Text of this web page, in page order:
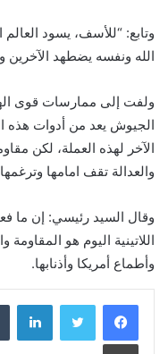
وتابع: “للأسف، يسود العالم
الله ونفسه يضطهد الآخرين
ولفت إلى ممارسات قوى
الجيوش يعد من أدوات هذه
الآخر لهذه العملة، لكن
والعدالة تقف امامها
وقال السيد رئيسي: إن ما
اللاتينية اليوم هو
وأطماع أمريكا وأذنابها.
لينكدإن